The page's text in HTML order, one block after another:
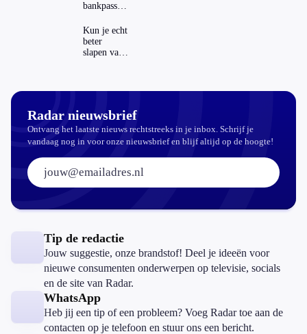
en het
buitenland
bankpassen
ING-app:
is dat wel
veilig?
Kun je echt
beter
slapen van
Radar nieuwsbrief
Ontvang het laatste nieuws rechtstreeks in je inbox. Schrijf je
vandaag nog in voor onze nieuwsbrief en blijf altijd op de hoogte!
E-mailadres:
Tip de redactie
Jouw suggestie, onze brandstof! Deel je ideeën voor
nieuwe consumenten onderwerpen op televisie, socials
en de site van Radar.
WhatsApp
Heb jij een tip of een probleem? Voeg Radar toe aan de
contacten op je telefoon en stuur ons een bericht.